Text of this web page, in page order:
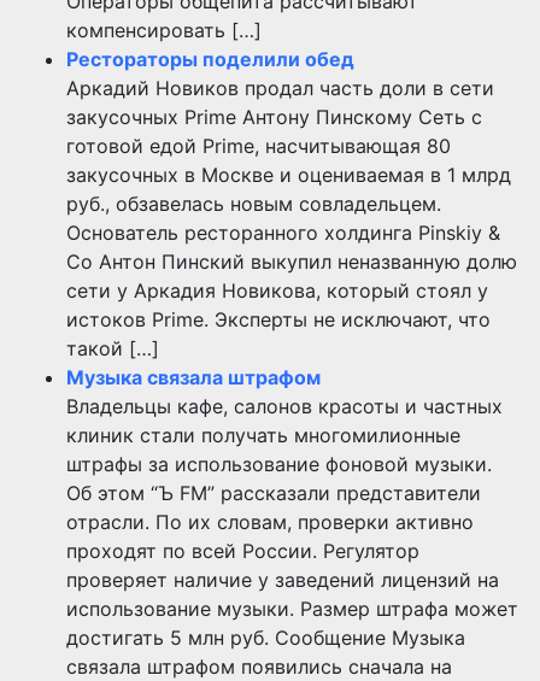
компенсировать […]
Рестораторы поделили обед
Аркадий Новиков продал часть доли в сети
закусочных Prime Антону Пинскому Сеть с
готовой едой Prime, насчитывающая 80
закусочных в Москве и оцениваемая в 1 млрд
руб., обзавелась новым совладельцем.
Основатель ресторанного холдинга Pinskiy &
Co Антон Пинский выкупил неназванную долю
сети у Аркадия Новикова, который стоял у
истоков Prime. Эксперты не исключают, что
такой […]
Музыка связала штрафом
Владельцы кафе, салонов красоты и частных
клиник стали получать многомилионные
штрафы за использование фоновой музыки.
Об этом “Ъ FM” рассказали представители
отрасли. По их словам, проверки активно
проходят по всей России. Регулятор
проверяет наличие у заведений лицензий на
использование музыки. Размер штрафа может
достигать 5 млн руб. Сообщение Музыка
связала штрафом появились сначала на